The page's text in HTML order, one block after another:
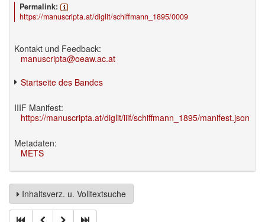
Permalink:
https://manuscripta.at/diglit/schiffmann_1895/0009
Kontakt und Feedback:
manuscripta@oeaw.ac.at
Startseite des Bandes
IIIF Manifest:
https://manuscripta.at/diglit/iiif/schiffmann_1895/manifest.json
Metadaten:
METS
Inhaltsverz. u. Volltextsuche